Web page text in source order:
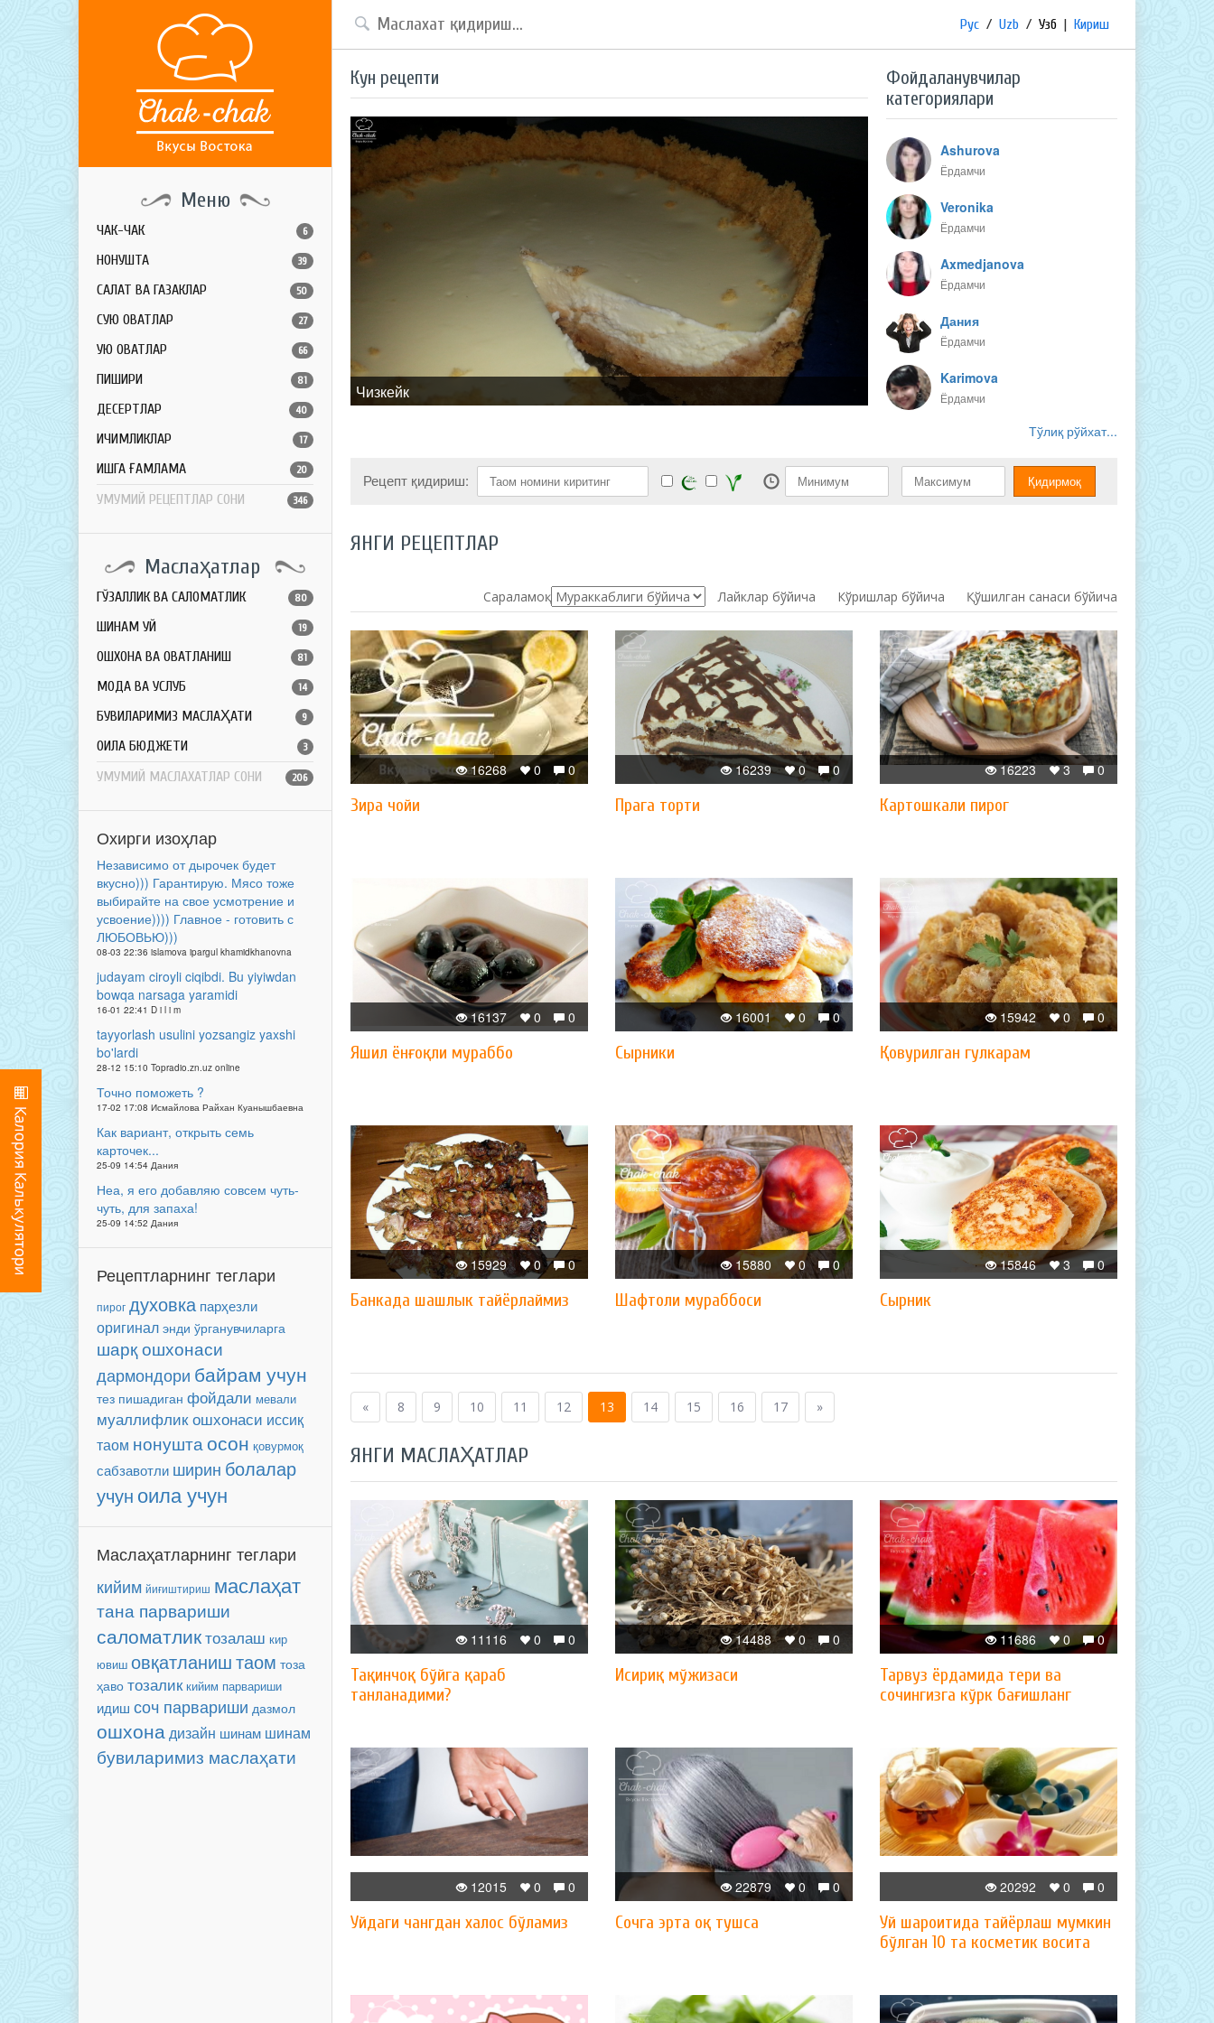
Меню
ЧАК-ЧАК 6
НОНУШТА 39
САЛАТ ВА ГАЗАКЛАР 50
СУЮҚ ОВҚАТЛАР 27
ҚУЮҚ ОВҚАТЛАР 66
ПИШИРИҚ 81
ДЕСЕРТЛАР 40
ИЧИМЛИКЛАР 17
ҚИШГА ҒАМЛАМА 20
УМУМИЙ РЕЦЕПТЛАР СОНИ 346
Маслаҳатлар
ГЎЗАЛЛИК ВА САЛОМАТЛИК 80
ШИНАМ УЙ 19
ОШХОНА ВА ОВҚАТЛАНИШ 81
МОДА ВА УСЛУБ 14
БУВИЛАРИМИЗ МАСЛАҲАТИ 9
ОИЛА БЮДЖЕТИ 3
УМУМИЙ МАСЛАХАТЛАР СОНИ 206
Охирги изоҳлар
Независимо от дырочек будет
вкусно))) Гарантирую. Мясо тоже
выбирайте на свое усмотрение и
усвоение)))) Главное - готовить с
ЛЮБОВЬЮ)))
08-03 22:36 islamova ipargul khamidkhanovna
judayam ciroyli ciqibdi. Bu yiyiwdan
bowqa narsaga yaramidi
16-01 22:41 D i l i m
tayyorlash usulini yozsangiz yaxshi
bo'lardi
28-12 15:10 Topradio.zn.uz online
Точно поможеть ?
17-02 17:08 Исмайлова Райхан Куанышбаевна
Как вариант, открыть семь
карточек...
25-09 14:54 Дания
Неа, я его добавляю совсем чуть-
чуть, для запаха!
25-09 14:52 Дания
Рецептларнинг теглари
пирог духовка парҳезли
оригинал энди ўрганувчиларга
шарқ ошхонаси
дармондори байрам учун
тез пишадиган фойдали мевали
муаллифлик ошхонаси иссиқ
таом нонушта осон қовурмоқ
сабзавотли ширин болалар
учун оила учун
Маслаҳатларнинг теглари
кийим йиғиштириш маслаҳат
тана парвариши
саломатликтозалаш кир
ювиш овқатлаништаом тоза
ҳаво тозалик кийим парвариши
идиш соч парвариши дазмол
ошхонадизайн шинам шинам
бувиларимиз маслаҳати
Рус / Uzb / Узб | Кириш
Кун рецепти
Чизкейк
Фойдаланувчилар
категориялари
Ashurova
Ёрдамчи
Veronika
Ёрдамчи
Axmedjanova
Ёрдамчи
Дания
Ёрдамчи
Karimova
Ёрдамчи
Тўлиқ рўйхат...
Рецепт қидириш:
ЯНГИ РЕЦЕПТЛАР
Сараламоқ: Лайклар бўйича Кўришлар бўйича Қўшилган санаси бўйича
0
0
16268
Зира чойи
0
0
16239
Прага торти
0
3
16223
Картошкали пирог
0
0
16137
Яшил ёнғоқли мураббо
0
0
16001
Сырники
0
0
15942
Қовурилган гулкарам
0
0
15929
Банкада шашлык тайёрлаймиз
0
0
15880
Шафтоли мураббоси
0
3
15846
Сырник
« 8 9 10 11 12 13 14 15 16 17 »
ЯНГИ МАСЛАҲАТЛАР
0
0
11116
Тақинчоқ бўйга қараб
танланадими?
0
0
14488
Исириқ мўжизаси
0
0
11686
Тарвуз ёрдамида тери ва
сочингизга кўрк бағишланг
0
0
12015
Уйдаги чангдан халос бўламиз
0
0
22879
Сочга эрта оқ тушса
0
0
20292
Уй шароитида тайёрлаш мумкин
бўлган 10 та косметик восита